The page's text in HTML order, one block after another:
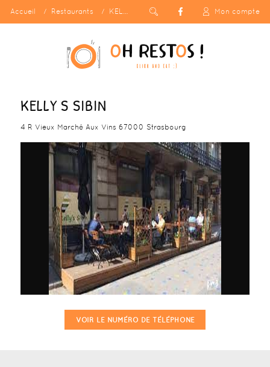
Accueil Restaurants KELLY S SIBIN Mon compte
KELLY S SIBIN
4 R Vieux Marché Aux Vins 67000 Strasbourg
VOIR LE NUMÉRO DE TÉLÉPHONE